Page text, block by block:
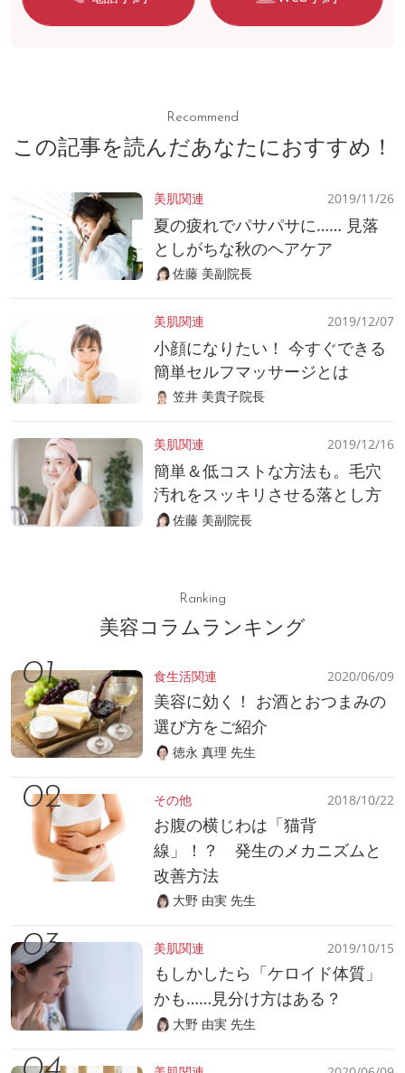
Recommend
この記事を読んだあなたにおすすめ！
美肌関連 2019/11/26
夏の疲れでパサパサに…… 見落
としがちな秋のヘアケア
佐藤 美副院長
美肌関連 2019/12/07
小顔になりたい！ 今すぐできる
簡単セルフマッサージとは
笠井 美貴子院長
美肌関連 2019/12/16
簡単＆低コストな方法も。毛穴
汚れをスッキリさせる落とし方
佐藤 美副院長
Ranking
美容コラムランキング
食生活関連 2020/06/09
美容に効く！ お酒とおつまみの
選び方をご紹介
徳永 真理 先生
その他 2018/10/22
お腹の横じわは「猫背
線」！？ 発生のメカニズムと
改善方法
大野 由実 先生
美肌関連 2019/10/15
もしかしたら「ケロイド体質」
かも……見分け方はある？
大野 由実 先生